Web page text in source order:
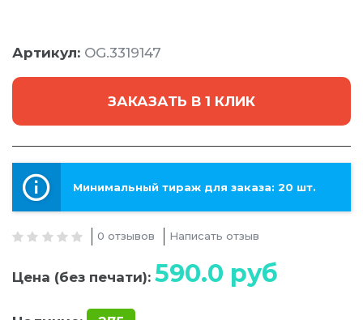
Артикул: OG.3319147
ЗАКАЗАТЬ В 1 КЛИК
Минимальный тираж для заказа: 20 шт.
0 отзывов Написать отзыв
Цена (без печати): 590.0 руб